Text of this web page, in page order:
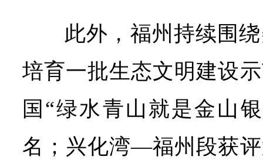
此外，福州持续围
培育一批生态文明建设
国“绿水青山就是金山
名；兴化湾—福州段获